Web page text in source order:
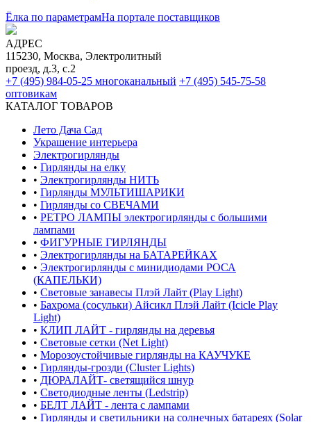
Ёлка по параметрамНа портале поставщиков
АДРЕС
115230, Москва, Электролитный
проезд, д.3, с.2
+7 (495) 984-05-25 многоканальный +7 (495) 545-75-58
оптовикам
КАТАЛОГ ТОВАРОВ
Лето Дача Сад
Украшение интерьера
Электро­гирлянды
• Гирлянды на елку
• Электрогирлянды НИТЬ
• Гирлянды МУЛЬТИШАРИКИ
• Гирлянды со СВЕЧАМИ
• РЕТРО ЛАМПЫ электрогирлянды с большими
лампами
• ФИГУРНЫЕ ГИРЛЯНДЫ
• Электрогирлянды на БАТАРЕЙКАХ
• Электрогирлянды с минидиодами РОСА
(КАПЕЛЬКИ)
• Световые занавесы Плэй Лайт (Play Light)
• Бахрома (сосульки) Айсикл Плэй Лайт (Icicle Play
Light)
• КЛИП ЛАЙТ - гирлянды на деревья
• Световые сетки (Net Light)
• Морозоустойчивые гирлянды на КАУЧУКЕ
• Гирлянды-грозди (Cluster Lights)
• ДЮРАЛАЙТ- светящийся шнур
• Светодиодные ленты (Ledstrip)
• БЕЛТ ЛАЙТ - лента с лампами
• Гирлянды и светильники на солнечных батареях (Solar